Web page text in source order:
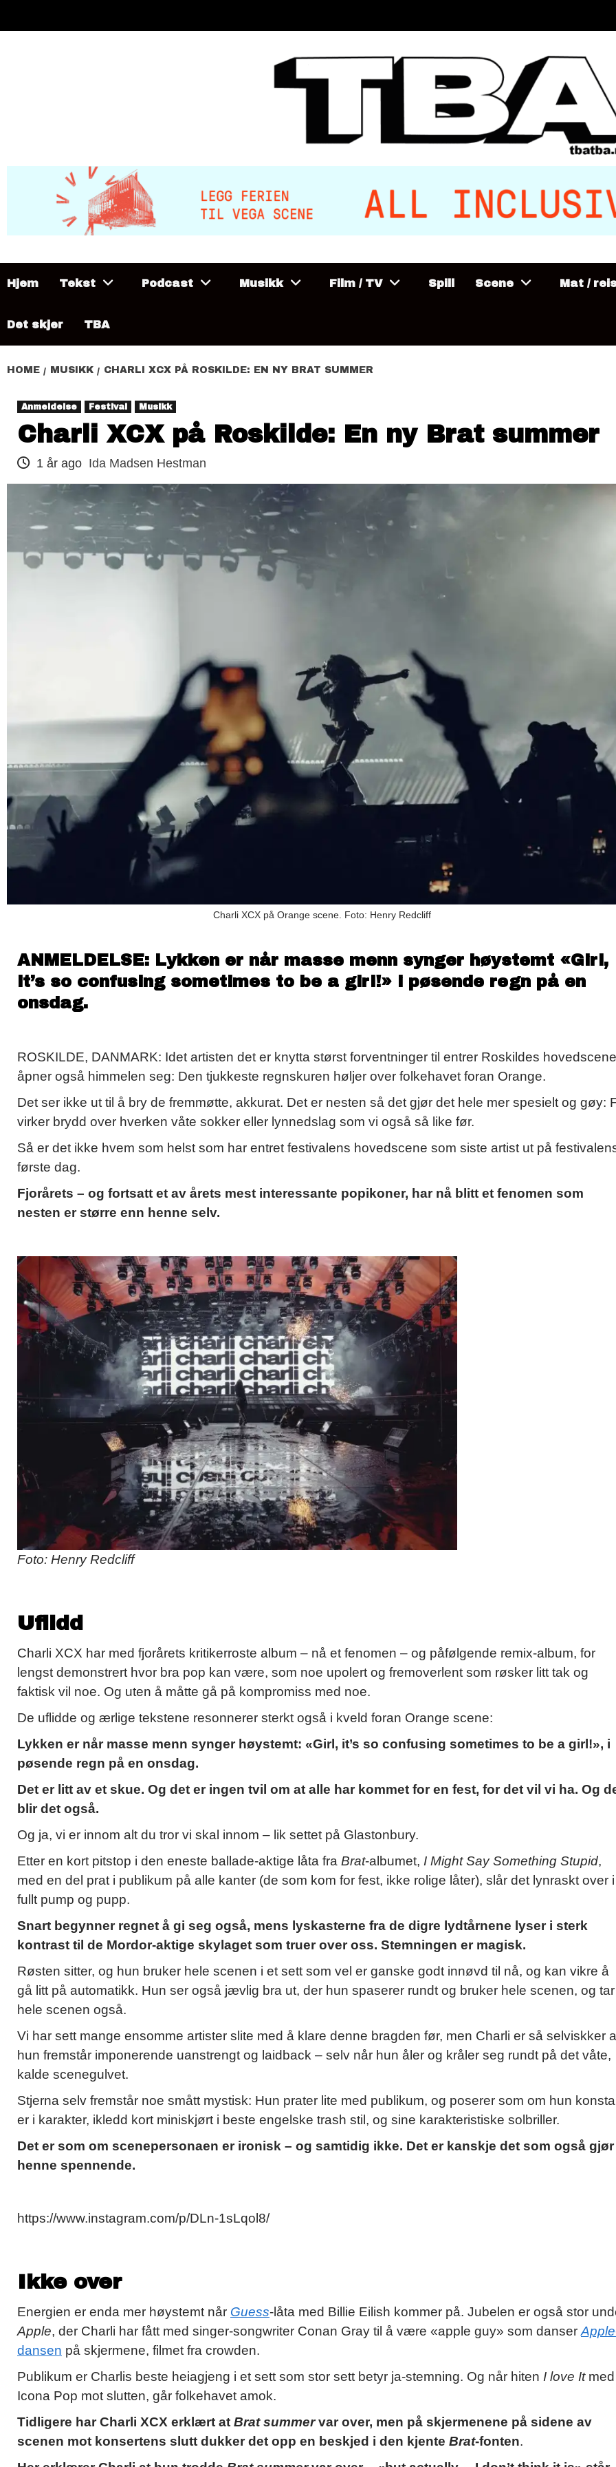
to
Hjem Tekst Podcast Musikk Film / TV Spill Scene Mat /
Det skjer TBA
HOME MUSIKK CHARLI XCX PÅ ROSKILDE: EN NY BRAT SUMMER
Anmeldelse Festival Musikk
Charli XCX på Roskilde: En ny Brat summer
1 år ago Ida Madsen Hestman
Charli XCX på Orange scene. Foto: Henry Redcliff
ANMELDELSE: Lykken er når masse menn synger høystemt «Girl,
it’s so confusing sometimes to be a girl!» i pøsende regn på en
onsdag.
ROSKILDE, DANMARK: Idet artisten det er knytta størst forventninger til entrer Roskildes
åpner også himmelen seg: Den tjukkeste regnskuren høljer over folkehavet foran Orange.
Det ser ikke ut til å bry de fremmøtte, akkurat. Det er nesten så det gjør det hele mer spesielt og gøy:
virker brydd over hverken våte sokker eller lynnedslag som vi også så like før.
Så er det ikke hvem som helst som har entret festivalens hovedscene som siste artist ut på
første dag.
Fjorårets – og fortsatt et av årets mest interessante popikoner, har nå blitt et fenomen som
nesten er større enn henne selv.
Foto: Henry Redcliff
Uflidd
Charli XCX har med fjorårets kritikerroste album – nå et fenomen – og påfølgende remix-album, for
lengst demonstrert hvor bra pop kan være, som noe upolert og fremoverlent som røsker litt tak og
faktisk vil noe. Og uten å måtte gå på kompromiss med noe.
De uflidde og ærlige tekstene resonnerer sterkt også i kveld foran Orange scene:
Lykken er når masse menn synger høystemt: «Girl, it’s so confusing sometimes to be a girl!», i
pøsende regn på en onsdag.
Det er litt av et skue. Og det er ingen tvil om at alle har kommet for en fest, for det vil vi ha. Og
blir det også.
Og ja, vi er innom alt du tror vi skal innom – lik settet på Glastonbury.
Etter en kort pitstop i den eneste ballade-aktige låta fra Brat-albumet, I Might Say Something Stupid,
med en del prat i publikum på alle kanter (de som kom for fest, ikke rolige låter), slår det lynraskt over i
fullt pump og pupp.
Snart begynner regnet å gi seg også, mens lyskasterne fra de digre lydtårnene lyser i sterk
kontrast til de Mordor-aktige skylaget som truer over oss. Stemningen er magisk.
Røsten sitter, og hun bruker hele scenen i et sett som vel er ganske godt innøvd til nå, og kan vikre å
gå litt på automatikk. Hun ser også jævlig bra ut, der hun spaserer rundt og bruker hele scenen, og tar
hele scenen også.
Vi har sett mange ensomme artister slite med å klare denne bragden før, men Charli er så selviskker
hun fremstår imponerende uanstrengt og laidback – selv når hun åler og kråler seg rundt på det våte,
kalde scenegulvet.
Stjerna selv fremstår noe smått mystisk: Hun prater lite med publikum, og poserer som om hun
er i karakter, ikledd kort miniskjørt i beste engelske trash stil, og sine karakteristiske solbriller.
Det er som om scenepersonaen er ironisk – og samtidig ikke. Det er kanskje det som også gjør
henne spennende.
https://www.instagram.com/p/DLn-1sLqol8/
Ikke over
Energien er enda mer høystemt når Guess-låta med Billie Eilish kommer på. Jubelen er også stor
Apple, der Charli har fått med singer-songwriter Conan Gray til å være «apple guy» som danser Apple
dansen på skjermene, filmet fra crowden.
Publikum er Charlis beste heiagjeng i et sett som stor sett betyr ja-stemning. Og når hiten I love Itmed
Icona Pop mot slutten, går folkehavet amok.
Tidligere har Charli XCX erklært at Brat summervar over, men på skjermenene på sidene av
scenen mot konsertens slutt dukker det opp en beskjed i den kjente Brat-fonten.